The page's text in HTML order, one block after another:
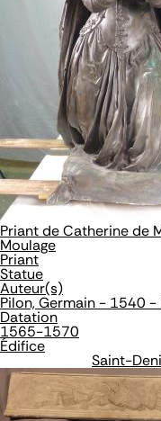
Priant de Catherine de
Moulage
Priant
Statue
Auteur(s)
Pilon, Germain - 1540
Datation
1565-1570
Édifice
Saint-